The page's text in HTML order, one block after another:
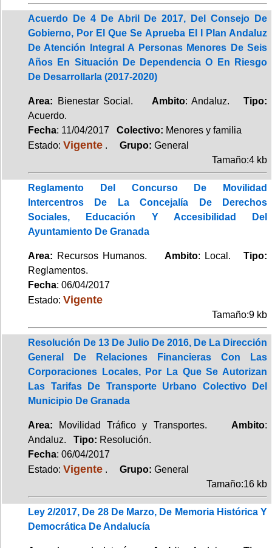
Acuerdo De 4 De Abril De 2017, Del Consejo De
Gobierno, Por El Que Se Aprueba El I Plan Andaluz
De Atención Integral A Personas Menores De Seis
Años En Situación De Dependencia O En Riesgo
De Desarrollarla (2017-2020)
Area: Bienestar Social. Ambito: Andaluz.Tipo:
Acuerdo.
Fecha: 11/04/2017 Colectivo: Menores y familia
Estado: Vigente . Grupo: General
Tamaño:4 kb
Reglamento Del Concurso De Movilidad
Intercentros De La Concejalía De Derechos
Sociales, Educación Y Accesibilidad Del
Ayuntamiento De Granada
Area: Recursos Humanos. Ambito: Local.Tipo:
Reglamentos.
Fecha: 06/04/2017
Estado: Vigente
Tamaño:9 kb
Resolución De 13 De Julio De 2016, De La Dirección
General De Relaciones Financieras Con Las
Corporaciones Locales, Por La Que Se Autorizan
Las Tarifas De Transporte Urbano Colectivo Del
Municipio De Granada
Area: Movilidad Tráfico y Transportes. Ambito:
Andaluz. Tipo: Resolución.
Fecha: 06/04/2017
Estado: Vigente . Grupo: General
Tamaño:16 kb
Ley 2/2017, De 28 De Marzo, De Memoria Histórica Y
Democrática De Andalucía